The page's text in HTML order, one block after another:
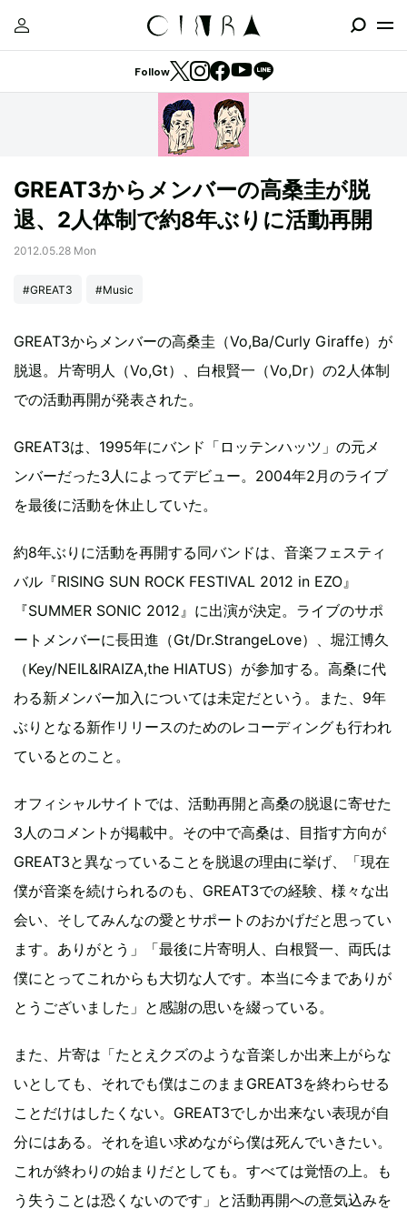
Follow
GREAT3からメンバーの高桑圭が脱
退、2人体制で約8年ぶりに活動再開
2012.05.28 Mon
#GREAT3 #Music
GREAT3からメンバーの高桑圭（Vo,Ba/Curly Giraffe）が
脱退。片寄明人（Vo,Gt）、白根賢一（Vo,Dr）の2人体制
での活動再開が発表された。
GREAT3は、1995年にバンド「ロッテンハッツ」の元メ
ンバーだった3人によってデビュー。2004年2月のライブ
を最後に活動を休止していた。
約8年ぶりに活動を再開する同バンドは、音楽フェスティ
バル『RISING SUN ROCK FESTIVAL 2012 in EZO』
『SUMMER SONIC 2012』に出演が決定。ライブのサポ
ートメンバーに長田進（Gt/Dr.StrangeLove）、堀江博久
（Key/NEIL&IRAIZA,the HIATUS）が参加する。高桑に代
わる新メンバー加入については未定だという。また、9年
ぶりとなる新作リリースのためのレコーディングも行われ
ているとのこと。
オフィシャルサイトでは、活動再開と高桑の脱退に寄せた
3人のコメントが掲載中。その中で高桑は、目指す方向が
GREAT3と異なっていることを脱退の理由に挙げ、「現在
僕が音楽を続けられるのも、GREAT3での経験、様々な出
会い、そしてみんなの愛とサポートのおかげだと思ってい
ます。ありがとう」「最後に片寄明人、白根賢一、両氏は
僕にとってこれからも大切な人です。本当に今までありが
とうございました」と感謝の思いを綴っている。
また、片寄は「たとえクズのような音楽しか出来上がらな
いとしても、それでも僕はこのままGREAT3を終わらせる
ことだけはしたくない。GREAT3でしか出来ない表現が自
分にはある。それを追い求めながら僕は死んでいきたい。
これが終わりの始まりだとしても。すべては覚悟の上。も
う失うことは恐くないのです」と活動再開への意気込みを